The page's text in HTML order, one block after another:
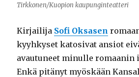
Tirkkonen/Kuopion kaupunginteatteri
Kirjailija Sofi Oksasen
kyyhkyset katosivat ansiot
avautuneet minulle romaanin
Enkä pitänyt myöskään